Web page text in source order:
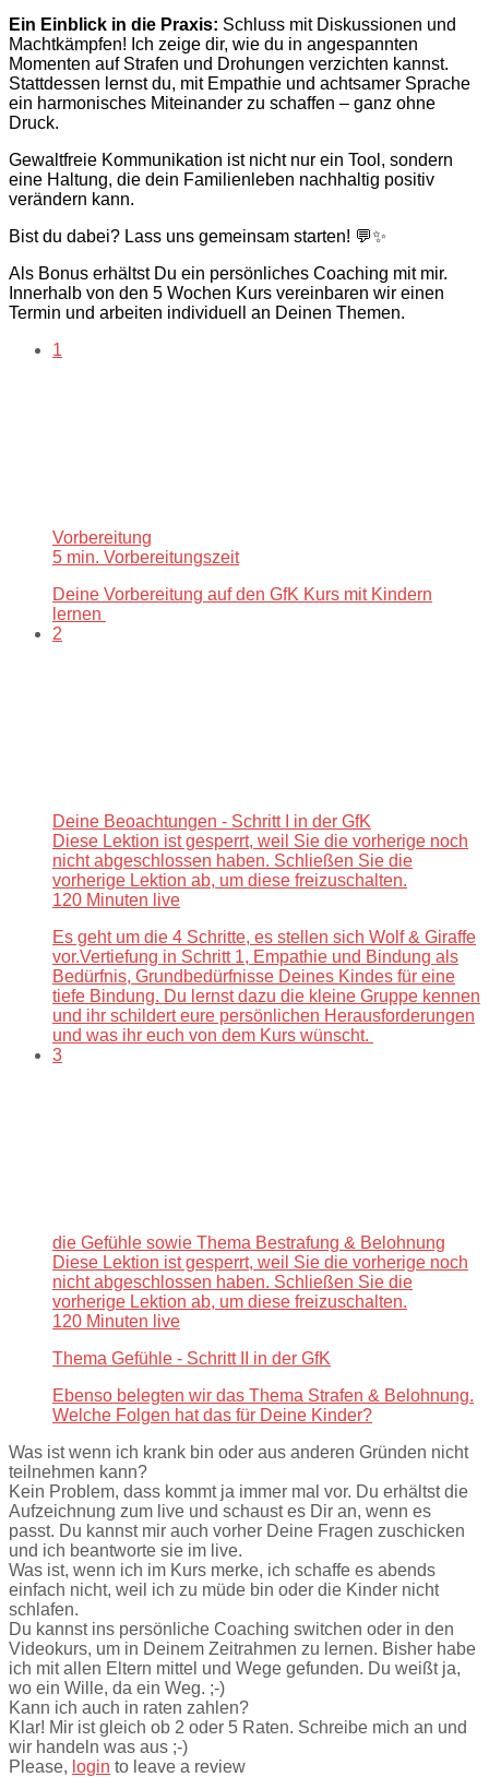
Ein Einblick in die Praxis: Schluss mit Diskussionen und
Machtkämpfen! Ich zeige dir, wie du in angespannten
Momenten auf Strafen und Drohungen verzichten kannst.
Stattdessen lernst du, mit Empathie und achtsamer Sprache
ein harmonisches Miteinander zu schaffen – ganz ohne
Druck.
Gewaltfreie Kommunikation ist nicht nur ein Tool, sondern
eine Haltung, die dein Familienleben nachhaltig positiv
verändern kann.
Bist du dabei? Lass uns gemeinsam starten! 💬✨
Als Bonus erhältst Du ein persönliches Coaching mit mir.
Innerhalb von den 5 Wochen Kurs vereinbaren wir einen
Termin und arbeiten individuell an Deinen Themen.
1
Vorbereitung
5 min. Vorbereitungszeit
Deine Vorbereitung auf den GfK Kurs mit Kindern
lernen
2
Deine Beoachtungen - Schritt I in der GfK
Diese Lektion ist gesperrt, weil Sie die vorherige noch
nicht abgeschlossen haben. Schließen Sie die
vorherige Lektion ab, um diese freizuschalten.
120 Minuten live
Es geht um die 4 Schritte, es stellen sich Wolf & Giraffe
vor.Vertiefung in Schritt 1, Empathie und Bindung als
Bedürfnis, Grundbedürfnisse Deines Kindes für eine
tiefe Bindung. Du lernst dazu die kleine Gruppe kennen
und ihr schildert eure persönlichen Herausforderungen
und was ihr euch von dem Kurs wünscht.
3
die Gefühle sowie Thema Bestrafung & Belohnung
Diese Lektion ist gesperrt, weil Sie die vorherige noch
nicht abgeschlossen haben. Schließen Sie die
vorherige Lektion ab, um diese freizuschalten.
120 Minuten live
Thema Gefühle - Schritt II in der GfK
Ebenso belegten wir das Thema Strafen & Belohnung.
Welche Folgen hat das für Deine Kinder?
Was ist wenn ich krank bin oder aus anderen Gründen nicht
teilnehmen kann?
Kein Problem, dass kommt ja immer mal vor. Du erhältst die
Aufzeichnung zum live und schaust es Dir an, wenn es
passt. Du kannst mir auch vorher Deine Fragen zuschicken
und ich beantworte sie im live.
Was ist, wenn ich im Kurs merke, ich schaffe es abends
einfach nicht, weil ich zu müde bin oder die Kinder nicht
schlafen.
Du kannst ins persönliche Coaching switchen oder in den
Videokurs, um in Deinem Zeitrahmen zu lernen. Bisher habe
ich mit allen Eltern mittel und Wege gefunden. Du weißt ja,
wo ein Wille, da ein Weg. ;-)
Kann ich auch in raten zahlen?
Klar! Mir ist gleich ob 2 oder 5 Raten. Schreibe mich an und
wir handeln was aus ;-)
Please, login to leave a review